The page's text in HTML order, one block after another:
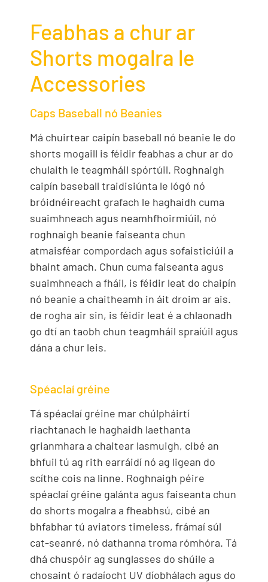
Feabhas a chur ar
Shorts mogalra le
Accessories
Caps Baseball nó Beanies
Má chuirtear caipín baseball nó beanie le do
shorts mogaill is féidir feabhas a chur ar do
chulaith le teagmháil spórtúil. Roghnaigh
caipín baseball traidisiúnta le lógó nó
bróidnéireacht grafach le haghaidh cuma
suaimhneach agus neamhfhoirmiúil, nó
roghnaigh beanie faiseanta chun
atmaisféar compordach agus sofaisticiúil a
bhaint amach. Chun cuma faiseanta agus
suaimhneach a fháil, is féidir leat do chaipín
nó beanie a chaitheamh in áit droim ar ais.
de rogha air sin, is féidir leat é a chlaonadh
go dtí an taobh chun teagmháil spraíúil agus
dána a chur leis.
Spéaclaí gréine
Tá spéaclaí gréine mar chúlpháirtí
riachtanach le haghaidh laethanta
grianmhara a chaitear lasmuigh, cibé an
bhfuil tú ag rith earráidí nó ag ligean do
scíthe cois na linne. Roghnaigh péire
spéaclaí gréine galánta agus faiseanta chun
do shorts mogalra a fheabhsú, cibé an
bhfabhar tú aviators timeless, frámaí súl
cat-seanré, nó dathanna troma rómhóra. Tá
dhá chuspóir ag sunglasses do shúile a
chosaint ó radaíocht UV díobhálach agus do